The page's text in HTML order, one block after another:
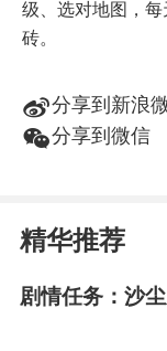
级、选对地图，
砖。
t分享到新浪
w分享到微信
精华推荐
剧情任务：沙